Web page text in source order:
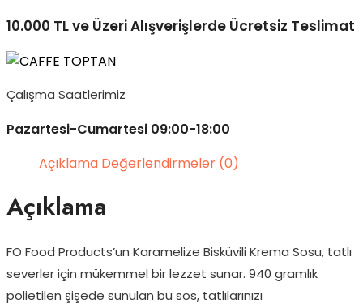
10.000 TL ve Üzeri Alışverişlerde Ücretsiz Teslimat
Çalışma Saatlerimiz
Pazartesi-Cumartesi 09:00-18:00
Açıklama Değerlendirmeler (0)
Açıklama
FO Food Products’un Karamelize Bisküvili Krema Sosu, tatlı
severler için mükemmel bir lezzet sunar. 940 gramlık
polietilen şişede sunulan bu sos, tatlılarınızı